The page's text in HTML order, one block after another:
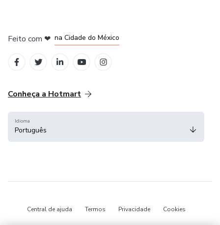
Feito com ❤ na Cidade do México
Conheça a Hotmart
Idioma
Português
Central de ajuda Termos Privacidade Cookies